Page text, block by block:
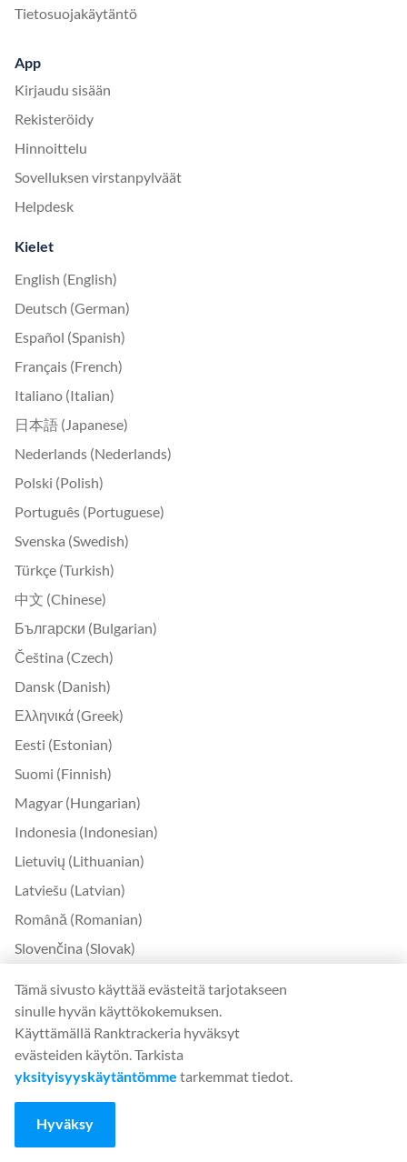
Tietosuojakäytäntö
App
Kirjaudu sisään
Rekisteröidy
Hinnoittelu
Sovelluksen virstanpylväät
Helpdesk
Kielet
English (English)
Deutsch (German)
Español (Spanish)
Français (French)
Italiano (Italian)
日本語 (Japanese)
Nederlands (Nederlands)
Polski (Polish)
Português (Portuguese)
Svenska (Swedish)
Türkçe (Turkish)
中文 (Chinese)
Български (Bulgarian)
Čeština (Czech)
Dansk (Danish)
Ελληνικά (Greek)
Eesti (Estonian)
Suomi (Finnish)
Magyar (Hungarian)
Indonesia (Indonesian)
Lietuvių (Lithuanian)
Latviešu (Latvian)
Română (Romanian)
Slovenčina (Slovak)
Українська (Ukrainian)
한국어 (Korean)
Bokmål (Norwegian)
Ota yhteyttä
Tämä sivusto käyttää evästeitä tarjotakseen
sinulle hyvän käyttökokemuksen.
Käyttämällä Ranktrackeria hyväksyt
evästeiden käytön. Tarkista
yksityisyyskäytäntömme tarkemmat tiedot.
Hyväksy